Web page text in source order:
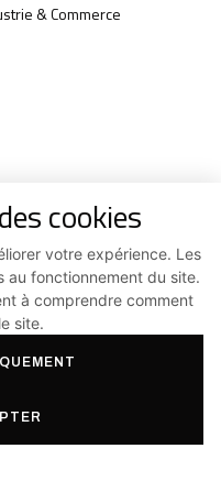
& Commerce
cookies
votre expérience. Les
au fonctionnement du site.
à comprendre comment
site.